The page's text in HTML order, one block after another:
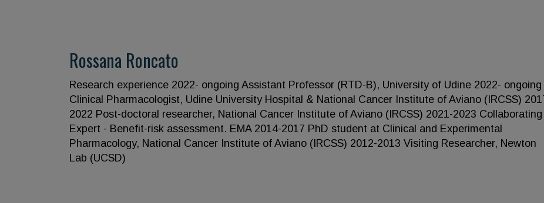
Rossana Roncato
Research experience 2022- ongoing Assistant Professor (RTD-B), University of Udine 2022- ongoing
Clinical Pharmacologist, Udine University Hospital & National Cancer Institute of Aviano (IRCSS)
2022 Post-doctoral researcher, National Cancer Institute of Aviano (IRCSS) 2021-2023 Collaborating
Expert - Benefit-risk assessment. EMA 2014-2017 PhD student at Clinical and Experimental
Pharmacology, National Cancer Institute of Aviano (IRCSS) 2012-2013 Visiting Researcher, Newton
Lab (UCSD)